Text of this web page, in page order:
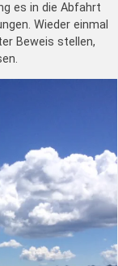
es in die Abfahrt
Wieder einmal
Beweis stellen,